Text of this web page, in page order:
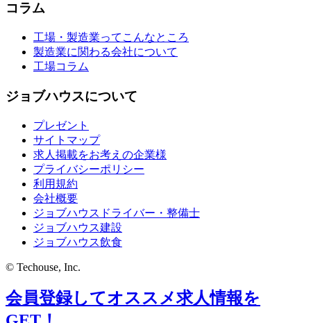
コラム
工場・製造業ってこんなところ
製造業に関わる会社について
工場コラム
ジョブハウスについて
プレゼント
サイトマップ
求人掲載をお考えの企業様
プライバシーポリシー
利用規約
会社概要
ジョブハウスドライバー・整備士
ジョブハウス建設
ジョブハウス飲食
© Techouse, Inc.
会員登録してオススメ求人情報を